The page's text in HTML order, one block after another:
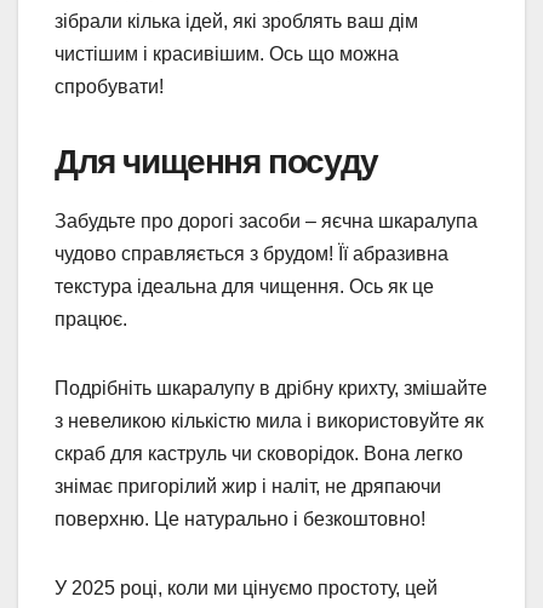
зібрали кілька ідей, які зроблять ваш дім
чистішим і красивішим. Ось що можна
спробувати!
Для чищення посуду
Забудьте про дорогі засоби – яєчна шкаралупа
чудово справляється з брудом! Її абразивна
текстура ідеальна для чищення. Ось як це
працює.
Подрібніть шкаралупу в дрібну крихту, змішайте
з невеликою кількістю мила і використовуйте як
скраб для каструль чи сковорідок. Вона легко
знімає пригорілий жир і наліт, не дряпаючи
поверхню. Це натурально і безкоштовно!
У 2025 році, коли ми цінуємо простоту, цей